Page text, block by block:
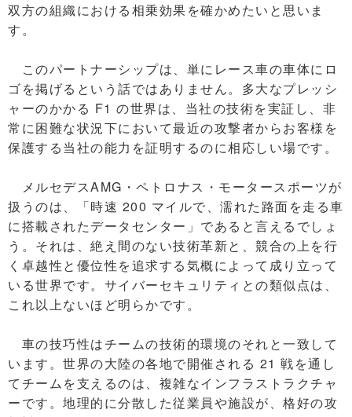
双方の組織における相乗効果を確かめたいと思いま
す。
このパートナーシップは、単にレース車の車体にロ
ゴを掲げるという話ではありません。多大なプレッシ
ャーのかかる F1 の世界は、当社の技術を実証し、非
常に困難な状況下において最近の攻撃者からお客様を
保護する当社の能力を証明するのに相応しい場です。
メルセデスAMG・ペトロナス・モータースポーツが
扱うのは、「時速 200 マイルで、濡れた路面を走る車
に搭載されたデータセンター」であると言えるでしょ
う。それは、絶え間のない技術革新と、競合の上を行
く卓越性と優位性を追求する気概によって成り立って
いる世界です。サイバーセキュリティとの類似点は、
これ以上ないほど明らかです。
車の技巧性はチームの技術的環境のそれと一致して
います。世界の大陸の各地で開催される 21 戦を通し
てチームを支えるのは、複雑なインフラストラクチャ
ーです。地理的に分散した従業員や施設が、格好の攻